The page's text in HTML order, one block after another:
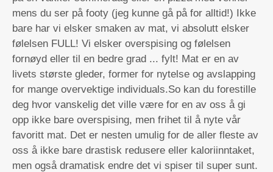
mens du ser på footy (jeg kunne gå på for alltid!) Ikke
bare har vi elsker smaken av mat, vi absolutt elsker
følelsen FULL! Vi elsker overspising og følelsen
fornøyd eller til en bedre grad ... fylt! Mat er en av
livets største gleder, former for nytelse og avslapping
for mange overvektige individuals.So kan du forestille
deg hvor vanskelig det ville være for en av oss å gi
opp ikke bare overspising, men frihet til å nyte vår
favoritt mat. Det er nesten umulig for de aller fleste av
oss å ikke bare drastisk redusere eller kaloriinntaket,
men også dramatisk endre det vi spiser til super sunt.